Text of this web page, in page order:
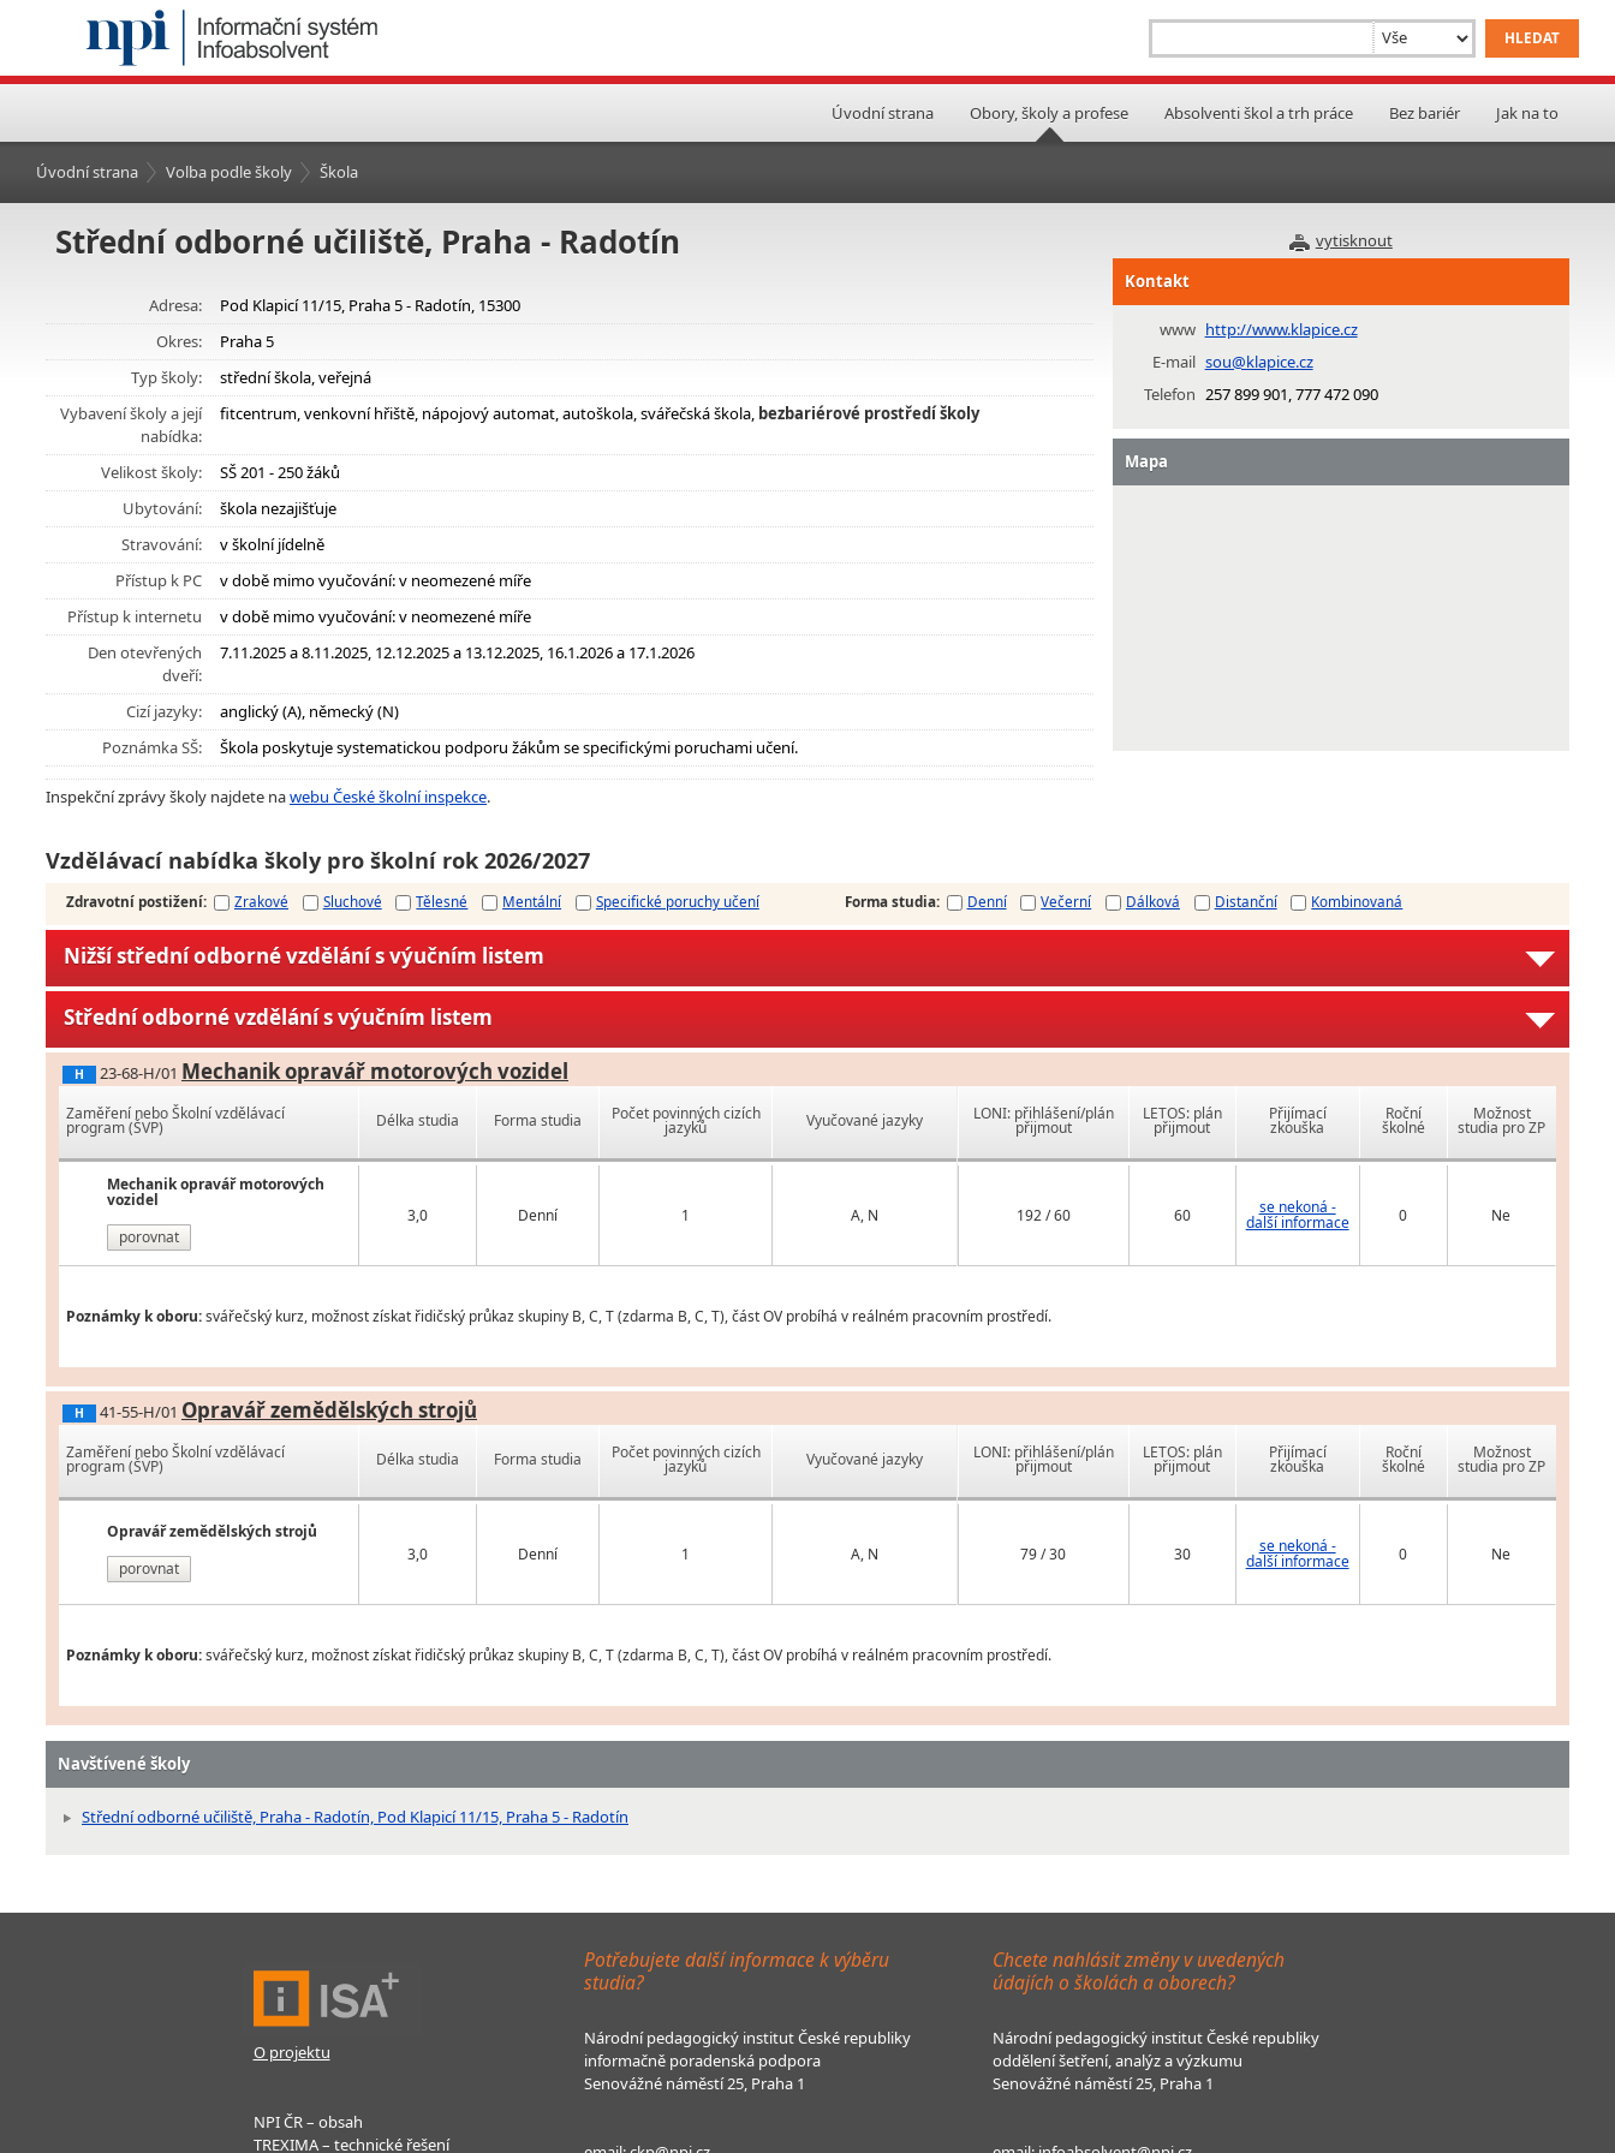
Úvodní strana Obory, školy a profese Absolventi škol a trh práce Bez bariér Jak na to
Úvodní strana Volba podle školy Škola
vytisknout
Střední odborné učiliště, Praha - Radotín
Adresa:
Pod Klapicí 11/15, Praha 5 - Radotín, 15300
Okres:
Praha 5
Typ školy:
střední škola, veřejná
Vybavení školy a její
nabídka:
fitcentrum, venkovní hřiště, nápojový automat, autoškola, svářečská škola, bezbariérové prostředí školy
Velikost školy:
SŠ 201 - 250 žáků
Ubytování:
škola nezajišťuje
Stravování:
v školní jídelně
Přístup k PC
v době mimo vyučování: v neomezené míře
Přístup k internetu
v době mimo vyučování: v neomezené míře
Den otevřených
dveří:
7.11.2025 a 8.11.2025, 12.12.2025 a 13.12.2025, 16.1.2026 a 17.1.2026
Cizí jazyky:
anglický (A), německý (N)
Poznámka SŠ:
Škola poskytuje systematickou podporu žákům se specifickými poruchami učení.
Inspekční zprávy školy najdete nawebu České školní inspekce.
Kontakt
www http://www.klapice.cz
E-mail sou@klapice.cz
Telefon 257 899 901, 777 472 090
Mapa
Vzdělávací nabídka školy pro školní rok 2026/2027
Zdravotní postižení: Zrakové Sluchové Tělesné Mentální Specifické poruchy učení Forma studia: Denní Večerní Dálková Distanční Kombinovaná
Nižší střední odborné vzdělání s výučním listem
Střední odborné vzdělání s výučním listem
H 23-68-H/01 Mechanik opravář motorových vozidel
Zaměření nebo Školní vzdělávací
program (ŠVP)
Mechanik opravář motorových
vozidel
porovnat
Délka studia Forma studia Počet povinných cizích
jazyků Vyučované jazyky
3,0 Denní 1 A, N
LONI: přihlášení/plán
přijmout
LETOS: plán
přijmout
Přijímací
zkouška
Roční
školné
Možnost
studia pro ZP
192 / 60 60 se nekoná -
další informace 0 Ne
Poznámky k oboru:svářečský kurz, možnost získat řidičský průkaz skupiny B, C, T (zdarma B, C, T), část OV probíhá v reálném pracovním prostředí.
H 41-55-H/01 Opravář zemědělských strojů
Zaměření nebo Školní vzdělávací
program (ŠVP)
Opravář zemědělských strojů
porovnat
Délka studia Forma studia Počet povinných cizích
jazyků Vyučované jazyky
3,0 Denní 1 A, N
LONI: přihlášení/plán
přijmout
LETOS: plán
přijmout
Přijímací
zkouška
Roční
školné
Možnost
studia pro ZP
79 / 30 30 se nekoná -
další informace 0 Ne
Poznámky k oboru:svářečský kurz, možnost získat řidičský průkaz skupiny B, C, T (zdarma B, C, T), část OV probíhá v reálném pracovním prostředí.
Navštívené školy
Střední odborné učiliště, Praha - Radotín, Pod Klapicí 11/15, Praha 5 - Radotín
O projektu
NPI ČR – obsah
TREXIMA – technické řešení
Potřebujete další informace k výběru
studia?
Národní pedagogický institut České republiky
informačně poradenská podpora
Senovážné náměstí 25, Praha 1
Chcete nahlásit změny v uvedených
údajích o školách a oborech?
Národní pedagogický institut České republiky
oddělení šetření, analýz a výzkumu
Senovážné náměstí 25, Praha 1